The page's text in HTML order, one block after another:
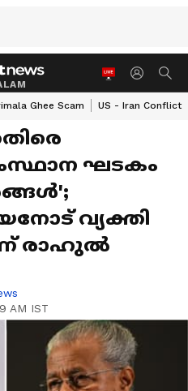
Ghee Scam US - Iran Conflict
ഘടകം
വ്യക്തി
രാഹുൽ
AM IST